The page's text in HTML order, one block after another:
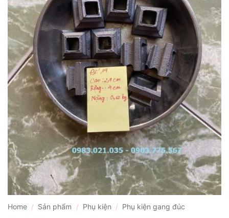
Home / Sản phẩm / Phụ kiện / Phụ kiện gang đúc